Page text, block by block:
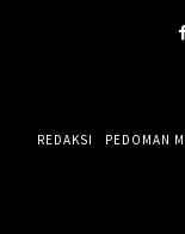
REDAKSI PEDOMAN